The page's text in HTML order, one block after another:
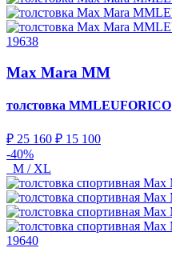
19638
Max Mara MM
толстовка MMLEUFORICO
₽ 25 160 ₽ 15 100
-40%
M / XL
19640